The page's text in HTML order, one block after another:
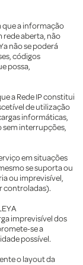
que a informação
rede aberta, não
não se poderá
códigos
possa,
a Rede IP constitui
de utilização
informáticas,
sem interrupções,
em situações
se suporta ou
ou imprevisível,
controladas).
imprevisível dos
se a
possível.
o layout da